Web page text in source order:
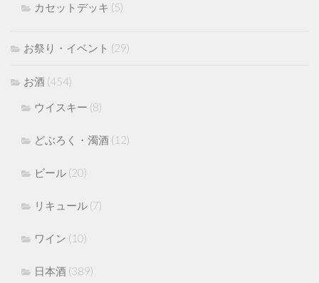
カセットデッキ (5)
お祭り・イベント (29)
お酒 (454)
ウイスキー (8)
どぶろく・濁酒 (12)
ビール (20)
リキュール (7)
ワイン (10)
日本酒 (389)